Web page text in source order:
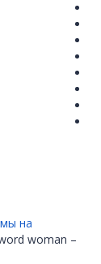
на
woman –